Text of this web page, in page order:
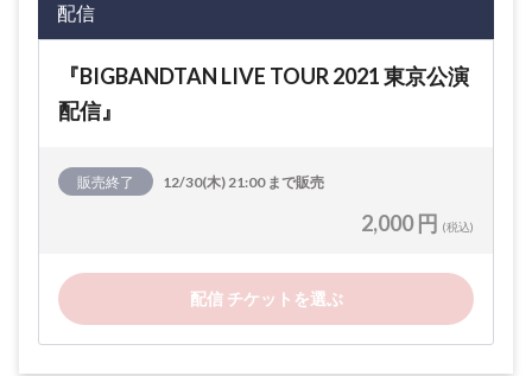
配信
『BIGBANDTAN LIVE TOUR 2021 東京公演
配信』
販売終了 12/30(木) 21:00 まで販売
2,000 円 (税込)
配信 チケットを選ぶ